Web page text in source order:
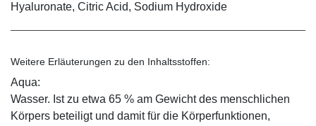
Hyaluronate, Citric Acid, Sodium Hydroxide
Weitere Erläuterungen zu den Inhaltsstoffen:
Aqua:
Wasser. Ist zu etwa 65 % am Gewicht des menschlichen
Körpers beteiligt und damit für die Körperfunktionen,